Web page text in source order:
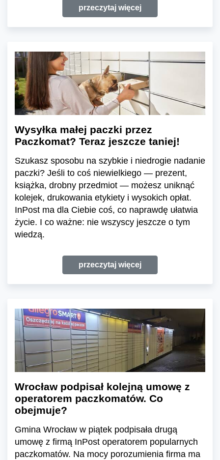
przeczytaj więcej
Wysyłka małej paczki przez
Paczkomat? Teraz jeszcze taniej!
Szukasz sposobu na szybkie i niedrogie nadanie
paczki? Jeśli to coś niewielkiego — prezent,
książka, drobny przedmiot — możesz uniknąć
kolejek, drukowania etykiety i wysokich opłat.
InPost ma dla Ciebie coś, co naprawdę ułatwia
życie. I co ważne: nie wszyscy jeszcze o tym
wiedzą.
przeczytaj więcej
Wrocław podpisał kolejną umowę z
operatorem paczkomatów. Co
obejmuje?
Gmina Wrocław w piątek podpisała drugą
umowę z firmą InPost operatorem popularnych
paczkomatów. Na mocy porozumienia firma ma